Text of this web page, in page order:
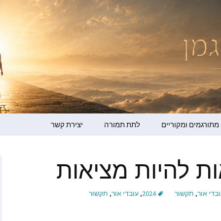
ברגמן
ומקוריים
ברמן
לתת תמורה יצירת קשר
להיות מציאות
אור, תקשור 2024
, עובדי אור, תקשור